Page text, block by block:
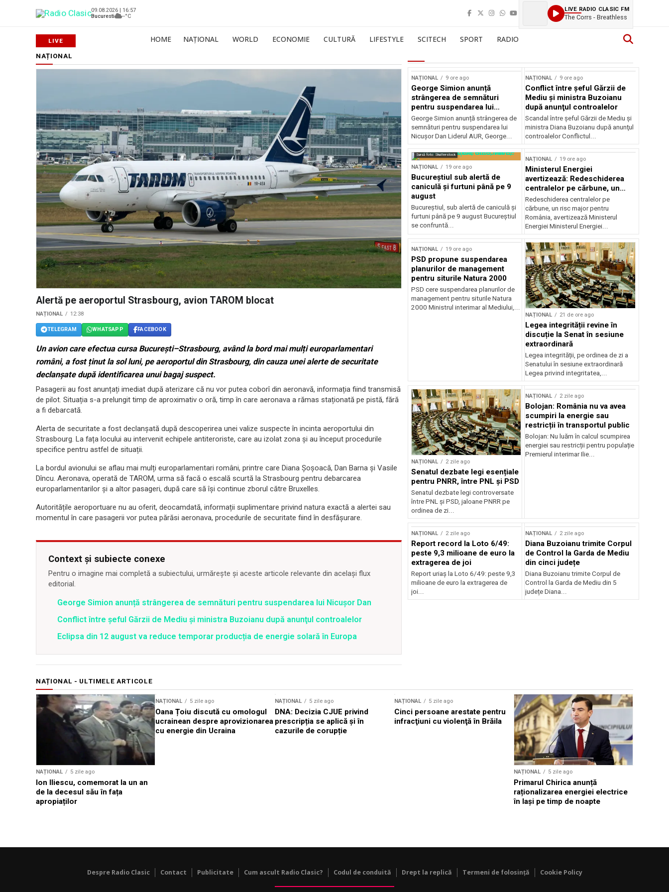
09.08.2026 | 16:57
Bucuresti
--°C
LIVE RADIO CLASIC FM
The Corrs - Breathless
HOME NAȚIONAL WORLD ECONOMIE CULTURĂ LIFESTYLE SCITECH SPORT RADIO
NAȚIONAL
Alertă pe aeroportul Strasbourg, avion TAROM blocat
NAȚIONAL 12:38
TELEGRAM WHATSAPP FACEBOOK
Un avion care efectua cursa București–Strasbourg, având la bord mai mulți europarlamentari
români, a fost ținut la sol luni, pe aeroportul din Strasbourg, din cauza unei alerte de securitate
declanșate după identificarea unui bagaj suspect.
Pasagerii au fost anunțați imediat după aterizare că nu vor putea coborî din aeronavă, informația fiind transmisă
de pilot. Situația s-a prelungit timp de aproximativ o oră, timp în care aeronava a rămas staționată pe pistă, fără
a fi debarcată.
Alerta de securitate a fost declanșată după descoperirea unei valize suspecte în incinta aeroportului din
Strasbourg. La fața locului au intervenit echipele antiteroriste, care au izolat zona și au început procedurile
specifice pentru astfel de situații.
La bordul avionului se aflau mai mulți europarlamentari români, printre care Diana Șoșoacă, Dan Barna și Vasile
Dîncu. Aeronava, operată de TAROM, urma să facă o escală scurtă la Strasbourg pentru debarcarea
europarlamentarilor și a altor pasageri, după care să își continue zborul către Bruxelles.
Autoritățile aeroportuare nu au oferit, deocamdată, informații suplimentare privind natura exactă a alertei sau
momentul în care pasagerii vor putea părăsi aeronava, procedurile de securitate fiind în desfășurare.
Context și subiecte conexe
Pentru o imagine mai completă a subiectului, urmărește și aceste articole relevante din același flux
editorial.
George Simion anunță strângerea de semnături pentru suspendarea lui Nicușor Dan
Conflict între şeful Gărzii de Mediu şi ministra Buzoianu după anunţul controalelor
Eclipsa din 12 august va reduce temporar producția de energie solară în Europa
NAȚIONAL 9 ore ago
George Simion anunță
strângerea de semnături
pentru suspendarea lui
Nicușor Dan
George Simion anunță strângerea de
semnături pentru suspendarea lui
Nicușor Dan Liderul AUR, George...
NAȚIONAL 9 ore ago
Conflict între şeful Gărzii de
Mediu şi ministra Buzoianu
după anunţul controalelor
Scandal între şeful Gărzii de Mediu şi
ministra Diana Buzoianu după anunţul
controalelor Conflictul...
Sursă foto: Shutterstock
NAȚIONAL 19 ore ago
Bucureștiul sub alertă de
caniculă și furtuni până pe 9
august
Bucureștiul, sub alertă de caniculă și
furtuni până pe 9 august Bucureștiul
se confruntă...
NAȚIONAL 19 ore ago
Ministerul Energiei
avertizează: Redeschiderea
centralelor pe cărbune, un
risc major pentru România
Redeschiderea centralelor pe
cărbune, un risc major pentru
România, avertizează Ministerul
Energiei Ministerul Energiei...
NAȚIONAL 19 ore ago
PSD propune suspendarea
planurilor de management
pentru siturile Natura 2000
PSD cere suspendarea planurilor de
management pentru siturile Natura
2000 Ministrul interimar al Mediului,...
NAȚIONAL 21 de ore ago
Legea integrității revine în
discuție la Senat în sesiune
extraordinară
Legea integrității, pe ordinea de zi a
Senatului în sesiune extraordinară
Legea privind integritatea,...
NAȚIONAL 2 zile ago
Senatul dezbate legi esențiale
pentru PNRR, între PNL și PSD
Senatul dezbate legi controversate
între PNL și PSD, jaloane PNRR pe
ordinea de zi...
NAȚIONAL 2 zile ago
Bolojan: România nu va avea
scumpiri la energie sau
restricții în transportul public
Bolojan: Nu luăm în calcul scumpirea
energiei sau restricții pentru populație
Premierul interimar Ilie...
NAȚIONAL 2 zile ago
Report record la Loto 6/49:
peste 9,3 milioane de euro la
extragerea de joi
Report uriaș la Loto 6/49: peste 9,3
milioane de euro la extragerea de
joi...
NAȚIONAL 2 zile ago
Diana Buzoianu trimite Corpul
de Control la Garda de Mediu
din cinci județe
Diana Buzoianu trimite Corpul de
Control la Garda de Mediu din 5
județe Diana...
NAȚIONAL - ULTIMELE ARTICOLE
NAȚIONAL 5 zile ago
Ion Iliescu, comemorat la un an
de la decesul său în fața
apropiaților
NAȚIONAL 5 zile ago
Oana Țoiu discută cu omologul
ucrainean despre aprovizionarea
cu energie din Ucraina
NAȚIONAL 5 zile ago
DNA: Decizia CJUE privind
prescripția se aplică și în
cazurile de corupție
NAȚIONAL 5 zile ago
Cinci persoane arestate pentru
infracţiuni cu violenţă în Brăila
NAȚIONAL 5 zile ago
Primarul Chirica anunță
raționalizarea energiei electrice
în Iași pe timp de noapte
Despre Radio Clasic Contact Publicitate Cum ascult Radio Clasic? Codul de conduită Drept la replică Termeni de folosință Cookie Policy